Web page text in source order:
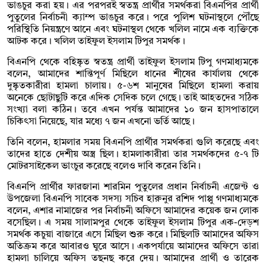
ভাঙচুর করা হয়। এর পরপরই স্বতন্ত্র প্রার্থীর সমর্থকরা বিএনপির প্রার্থী
পুতুলের নির্বাচনী ক্যাম্প ভাঙচুর করে। পরে পুলিশ ঘটনাস্থলে পৌঁছে
পরিস্থিতি নিয়ন্ত্রণে আনে এবং ঘটনাস্থল থেকে খলিল নামে এক ব্যক্তিকে
আটক করে। খলিল তাইফুল ইসলাম টিপুর সমর্থক।
বিএনপি থেকে বহিষ্কৃত স্বতন্ত্র প্রার্থী তাইফুল ইসলাম টিপু গণমাধ্যমকে
বলেন, আমাদের শান্তিপূর্ণ মিছিলে ধানের শীষের কার্যালয় থেকে
দুষ্কৃতকারীরা হামলা চালায়। ৫-৬শ মানুষের মিছিলে হামলা করায়
অনেকে ছোটাছুটি করে এদিক সেদিক চলে গেছে। তাই আহতদের সঠিক
সংখ্যা বলা কঠিন। তবে এখন পর্যন্ত আমাদের ১০ জন হাসপাতালে
চিকিৎসা নিয়েছে, যার মধ্যে ৭ জন এখনো ভর্তি আছে।
তিনি বলেন, হামলার সময় বিএনপি প্রার্থীর সমর্থকরা গুলি করেছে এবং
তাদের হাতে দেশীয় অস্ত্র ছিল। হামলাকারীরা তার সমর্থকদের ৫-৭ টি
মোটরসাইকেল ভাংচুর করেছে বলেও দাবি করেন তিনি।
বিএনপি প্রার্থীর ফারজানা শারমিন পুতুলের প্রধান নির্বাচনী এজেন্ট ও
উপজেলা বিএনপি সাবেক সদস্য সচিব হারুনুর রশিদ পাপ্পু গণমাধ্যমকে
বলেন, এশার নামাজের পর নির্বাচনী অফিসে আমাদের কয়েক জন লোক
বসেছিল। এ সময় সালামপুর থেকে তাইফুল ইসলাম টিপুর এক-দেড়শ
সমর্থক কচুয়া বাজারে এসে মিছিল শুরু করে। মিছিলটি আমাদের অফিস
অতিক্রম করে আবারও ঘুরে আসে। একপর্যায়ে আমাদের অফিসে তারা
হামলা চালিয়ে অফিস তছনছ করে দেয়। আমাদের প্রার্থী ও তারেক